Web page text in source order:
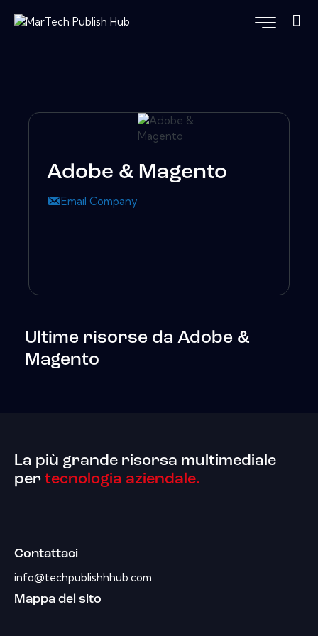
Adobe & Magento
Email Company
Ultime risorse da Adobe &
Magento
La più grande risorsa multimediale
per tecnologia aziendale.
Contattaci
info@techpublishhhub.com
Mappa del sito